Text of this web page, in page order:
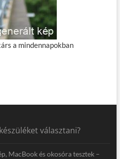
a mindennapokban
választani?
MacBook és okosóra tesztek –